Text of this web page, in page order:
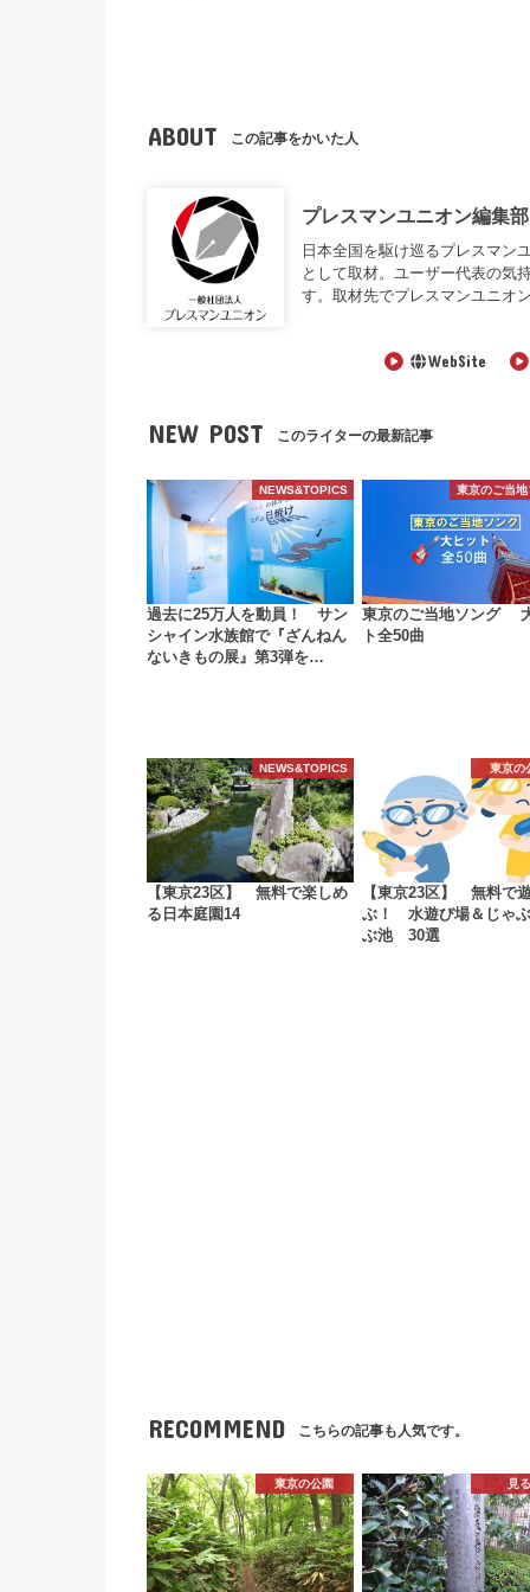
ABOUT この記事をかいた人
プレスマンユニオン編集部
日本全国を駆け巡るプレスマン
として取材。ユーザー代表の気
す。取材先でプレスマンユニオ
WebSite
NEW POST このライターの最新記事
NEWS&TOPICS
過去に25万人を動員！ サン
シャイン水族館で『ざんねん
ないきもの展』第3弾を…
東京のご当地
東京のご当地ソング
ト全50曲
NEWS&TOPICS
【東京23区】 無料で楽しめ
る日本庭園14
東京の
【東京23区】 無料で
ぶ！ 水遊び場＆じゃ
ぶ池 30選
RECOMMEND こちらの記事も人気です。
東京の公園 見る